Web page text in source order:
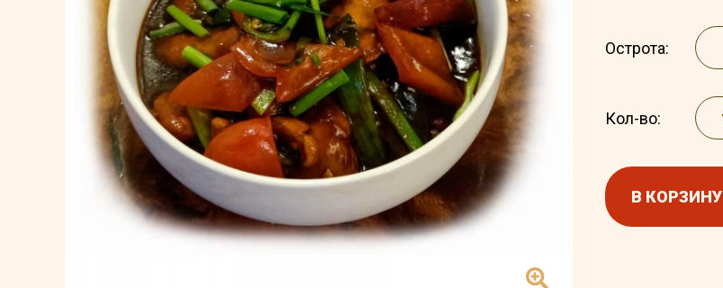
Острота:
Кол-во:
В КОРЗИНУ